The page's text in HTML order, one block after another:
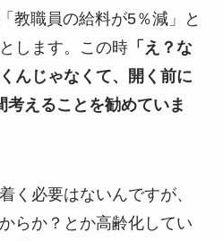
教職員の給料が5％減」と
します。この時「え？な
んじゃなく て、開く前に
考えることを勧めていま
く必要はないんですが、
らか？とか高齢化してい